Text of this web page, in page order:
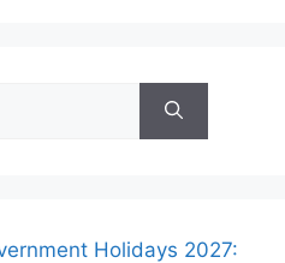
Holidays 2027: